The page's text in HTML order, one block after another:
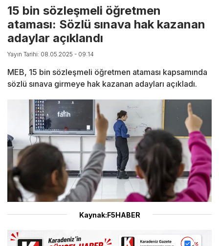
15 bin sözleşmeli öğretmen
ataması: Sözlü sınava hak kazanan
adaylar açıklandı
Yayın Tarihi: 08.05.2025 - 09:14
MEB, 15 bin sözleşmeli öğretmen ataması kapsamında
sözlü sınava girmeye hak kazanan adayları açıkladı.
Kaynak:F5HABER